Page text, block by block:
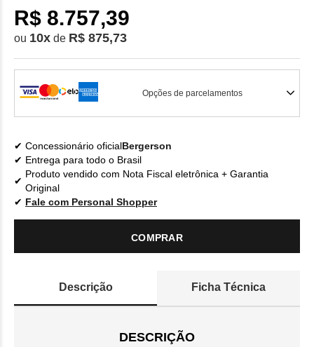
R$ 8.757,39
ou 10x de R$ 875,73
Opções de parcelamentos
Concessionário oficialBergerson
Entrega para todo o Brasil
Produto vendido com Nota Fiscal eletrônica + Garantia
Original
Fale com Personal Shopper
COMPRAR
Descrição Ficha Técnica
DESCRIÇÃO